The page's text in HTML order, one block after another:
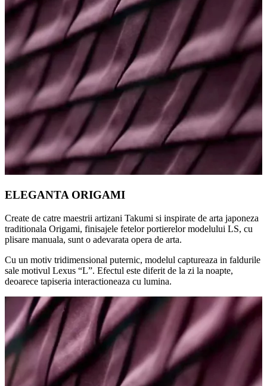
ELEGANTA ORIGAMI
Create de catre maestrii artizani Takumi si inspirate de arta japoneza
traditionala Origami, finisajele fetelor portierelor modelului LS, cu
plisare manuala, sunt o adevarata opera de arta.
Cu un motiv tridimensional puternic, modelul captureaza in faldurile
sale motivul Lexus “L”. Efectul este diferit de la zi la noapte,
deoarece tapiseria interactioneaza cu lumina.